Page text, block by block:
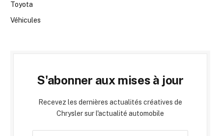
Toyota
Véhicules
S'abonner aux mises à jour
Recevez les dernières actualités créatives de
Chrysler sur l'actualité automobile